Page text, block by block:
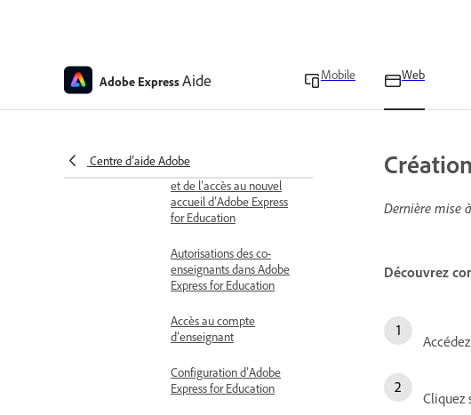
Adobe ExpressAide Mobile Web
Centre d’aide Adobe
Présentation de la
Guide des fonctionnalités
et de l’accès au nouvel
accueil d’Adobe Express
for Education
Autorisations des co-
enseignants dans Adobe
Express for Education
Accès au compte
d’enseignant
Configuration d’Adobe
Express for Education
Dernière mise
Découvrez
Cliquez